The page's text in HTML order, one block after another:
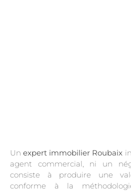
Unexpert immobilier Roubaix
agent commercial, ni un
consiste à produire une
conforme à la